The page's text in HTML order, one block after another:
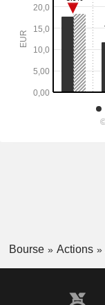
Bourse Actions